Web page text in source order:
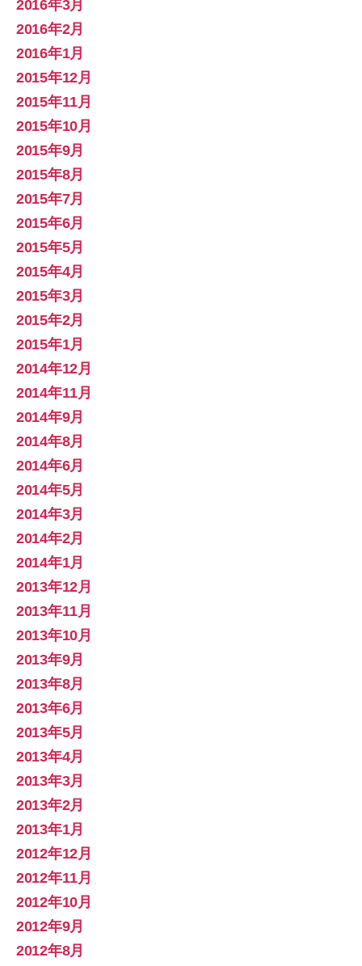
2016年3月
2016年2月
2016年1月
2015年12月
2015年11月
2015年10月
2015年9月
2015年8月
2015年7月
2015年6月
2015年5月
2015年4月
2015年3月
2015年2月
2015年1月
2014年12月
2014年11月
2014年9月
2014年8月
2014年6月
2014年5月
2014年3月
2014年2月
2014年1月
2013年12月
2013年11月
2013年10月
2013年9月
2013年8月
2013年6月
2013年5月
2013年4月
2013年3月
2013年2月
2013年1月
2012年12月
2012年11月
2012年10月
2012年9月
2012年8月